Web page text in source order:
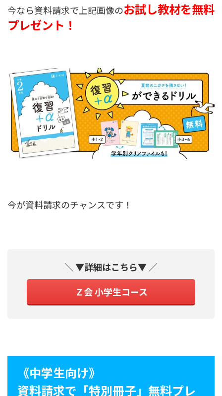
今なら資料請求で上記画像のお試し教材を無料
プレゼント！
今が資料請求のチャンスです！
＼ ▼詳細はこちら▼ ／
Ｚ会 小学生コース
《中学生向け》
資料請求で「特別冊子」無料プレ